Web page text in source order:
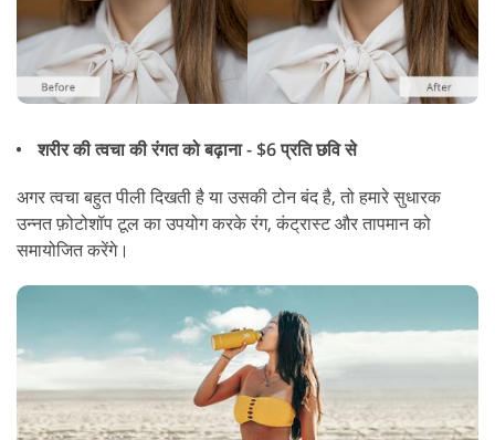
शरीर की त्वचा की रंगत को बढ़ाना - $6 प्रति छवि से
अगर त्वचा बहुत पीली दिखती है या उसकी टोन बंद है, तो हमारे सुधारक
उन्नत फ़ोटोशॉप टूल का उपयोग करके रंग, कंट्रास्ट और तापमान को
समायोजित करेंगे।